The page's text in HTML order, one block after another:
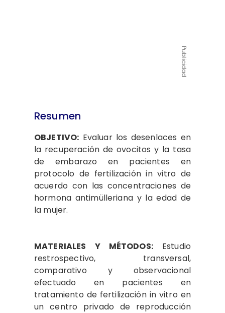
Publicidad
Resumen
OBJETIVO: Evaluar los desenlaces en
la recuperación de ovocitos y la tasa
de embarazo en pacientes en
protocolo de fertilización in vitro de
acuerdo con las concentraciones de
hormona antimülleriana y la edad de
la mujer.
MATERIALES Y MÉTODOS:Estudio
restrospectivo, transversal,
comparativo y observacional
efectuado en pacientes en
tratamiento de fertilización in vitro en
un centro privado de reproducción